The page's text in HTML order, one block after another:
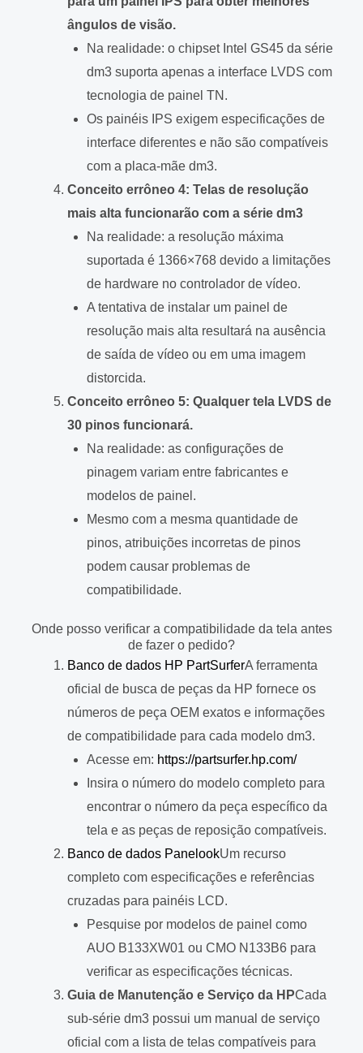
ângulos de visão.
Na realidade: o chipset Intel GS45 da série
dm3 suporta apenas a interface LVDS com
tecnologia de painel TN.
Os painéis IPS exigem especificações de
interface diferentes e não são compatíveis
com a placa-mãe dm3.
Conceito errôneo 4: Telas de resolução
mais alta funcionarão com a série dm3
Na realidade: a resolução máxima
suportada é 1366×768 devido a limitações
de hardware no controlador de vídeo.
A tentativa de instalar um painel de
resolução mais alta resultará na ausência
de saída de vídeo ou em uma imagem
distorcida.
Conceito errôneo 5: Qualquer tela LVDS de
30 pinos funcionará.
Na realidade: as configurações de
pinagem variam entre fabricantes e
modelos de painel.
Mesmo com a mesma quantidade de
pinos, atribuições incorretas de pinos
podem causar problemas de
compatibilidade.
Onde posso verificar a compatibilidade da tela antes
de fazer o pedido?
Banco de dados HP PartSurferA ferramenta
oficial de busca de peças da HP fornece os
números de peça OEM exatos e informações
de compatibilidade para cada modelo dm3.
Acesse em: https://partsurfer.hp.com/
Insira o número do modelo completo para
encontrar o número da peça específico da
tela e as peças de reposição compatíveis.
Banco de dados PanelookUm recurso
completo com especificações e referências
cruzadas para painéis LCD.
Pesquise por modelos de painel como
AUO B133XW01 ou CMO N133B6 para
verificar as especificações técnicas.
Guia de Manutenção e Serviço da HPCada
sub-série dm3 possui um manual de serviço
oficial com a lista de telas compatíveis para